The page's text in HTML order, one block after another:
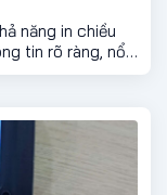
năng in chiều
tin rõ ràng, nổi
in nhỏ thông